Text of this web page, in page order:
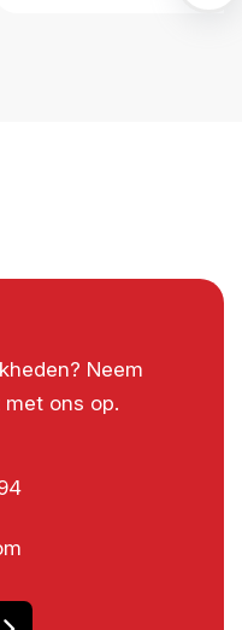
Neem
ons op.